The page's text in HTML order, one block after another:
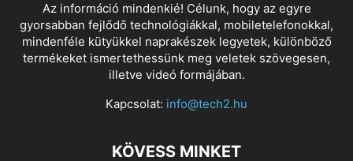
Az információ mindenkié! Célunk, hogy az egyre
gyorsabban fejlődő technológiákkal, mobiletelefonokkal,
mindenféle kütyükkel naprakészek legyetek, különböző
termékeket ismertethessünk meg veletek szövegesen,
illetve videó formájában.
Kapcsolat: info@tech2.hu
KÖVESS MINKET